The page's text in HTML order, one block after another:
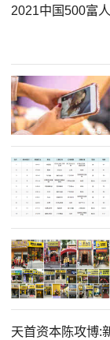
2021中国500富
天首资本陈攻博: